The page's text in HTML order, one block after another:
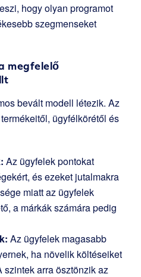
hogy olyan programot
szegmenseket
megfelelő
bevált modell létezik. Az
ügyfélkörétől és
Az ügyfelek pontokat
és ezeket jutalmakra
miatt az ügyfelek
a márkák számára pedig
Az ügyfelek magasabb
ha növelik költéseiket
arra ösztönzik az